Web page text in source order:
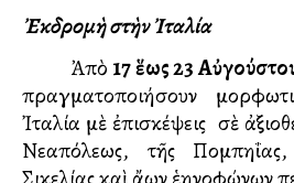
Ἐκδρομὴ στὴν Ἰταλία
Ἀπὸ 17 ἕως 23
πραγματοποιήσουν
Ἰταλία μὲ ἐπισκέψεις σὲ
Νεαπόλεως, τῆς